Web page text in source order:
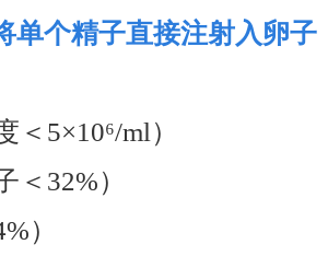
单个精子直接注射入卵子
5×10⁶/ml）
＜32%）
）